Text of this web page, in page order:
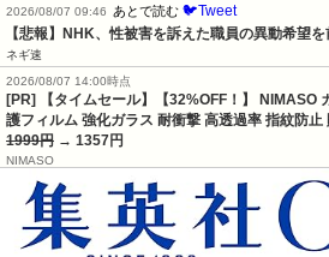
2026/08/07 09:46
あとで読む 🐦Tweet
【悲報】NHK、性被害を訴えた職員の異動希望
ネギ速
2026/08/07 14:00時点
[PR] 【タイムセール】【32%OFF！】 NIMASO
護フィルム 強化ガラス 耐衝撃 高透過率 指紋防
1999円 → 1357円
NIMASO